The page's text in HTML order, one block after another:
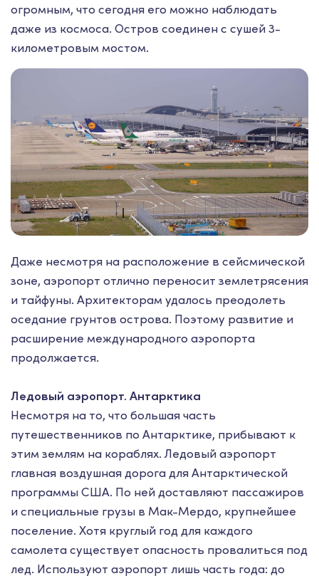
огромным, что сегодня его можно наблюдать
даже из космоса. Остров соединен с сушей 3-
километровым мостом.
Даже несмотря на расположение в сейсмической
зоне, аэропорт отлично переносит землетрясения
и тайфуны. Архитекторам удалось преодолеть
оседание грунтов острова. Поэтому развитие и
расширение международного аэропорта
продолжается.
Ледовый аэропорт. Антарктика
Несмотря на то, что большая часть
путешественников по Антарктике, прибывают к
этим землям на кораблях. Ледовый аэропорт
главная воздушная дорога для Антарктической
программы США. По ней доставляют пассажиров
и специальные грузы в Мак-Мердо, крупнейшее
поселение. Хотя круглый год для каждого
самолета существует опасность провалиться под
лед. Используют аэропорт лишь часть года: до